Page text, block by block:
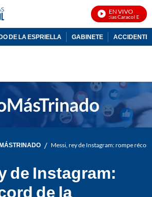
EN VIVO
Noticias Caracol En Vivo
DE LA ESPRIELLA GABINETE ACCIDENTE
/ Messi, rey de Instagram: rompe
de Instagram:
de la